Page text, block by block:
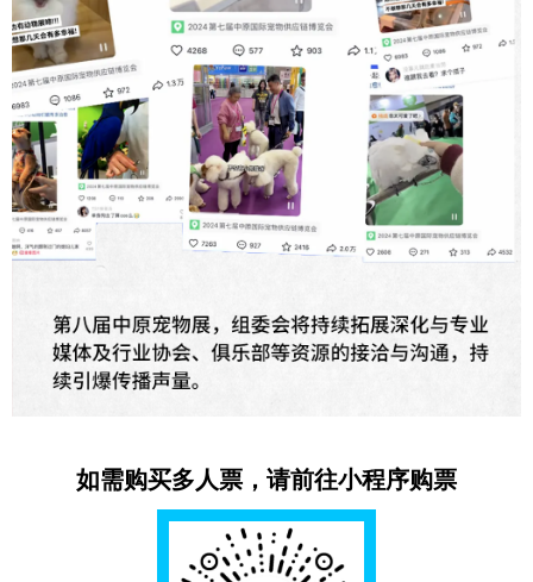
如需购买多人票，请前往小程序购票